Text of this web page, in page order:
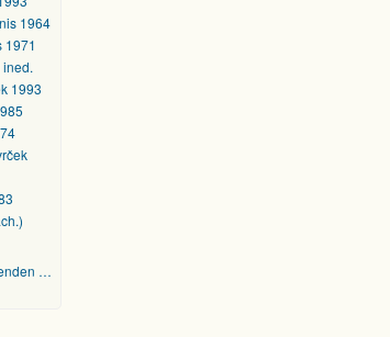
1964
1971
1993
…